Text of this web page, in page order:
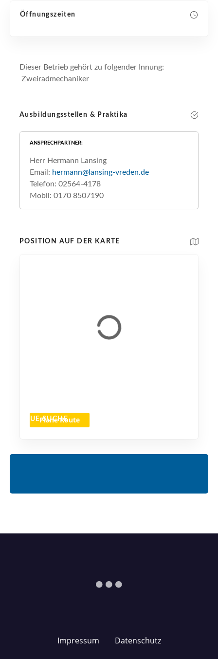
Öffnungszeiten
Dieser Betrieb gehört zu folgender Innung:
Zweiradmechaniker
Ausbildungsstellen & Praktika
ANSPRECHPARTNER
Herr Hermann Lansing
Email: hermann@lansing-vreden.de
Telefon: 02564-4178
Mobil: 0170 8507190
POSITION AUF DER KARTE
Plane Route
NEUE SUCHE
Impressum Datenschutz